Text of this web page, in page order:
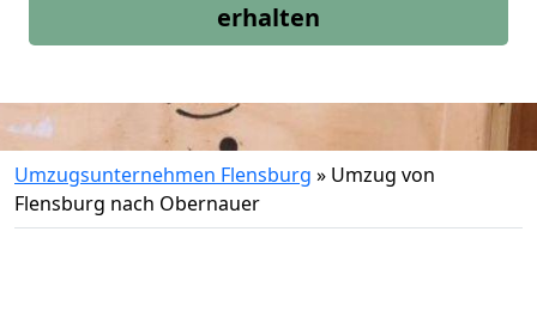
erhalten
Umzugsunternehmen Flensburg » Umzug von
Flensburg nach Obernauer